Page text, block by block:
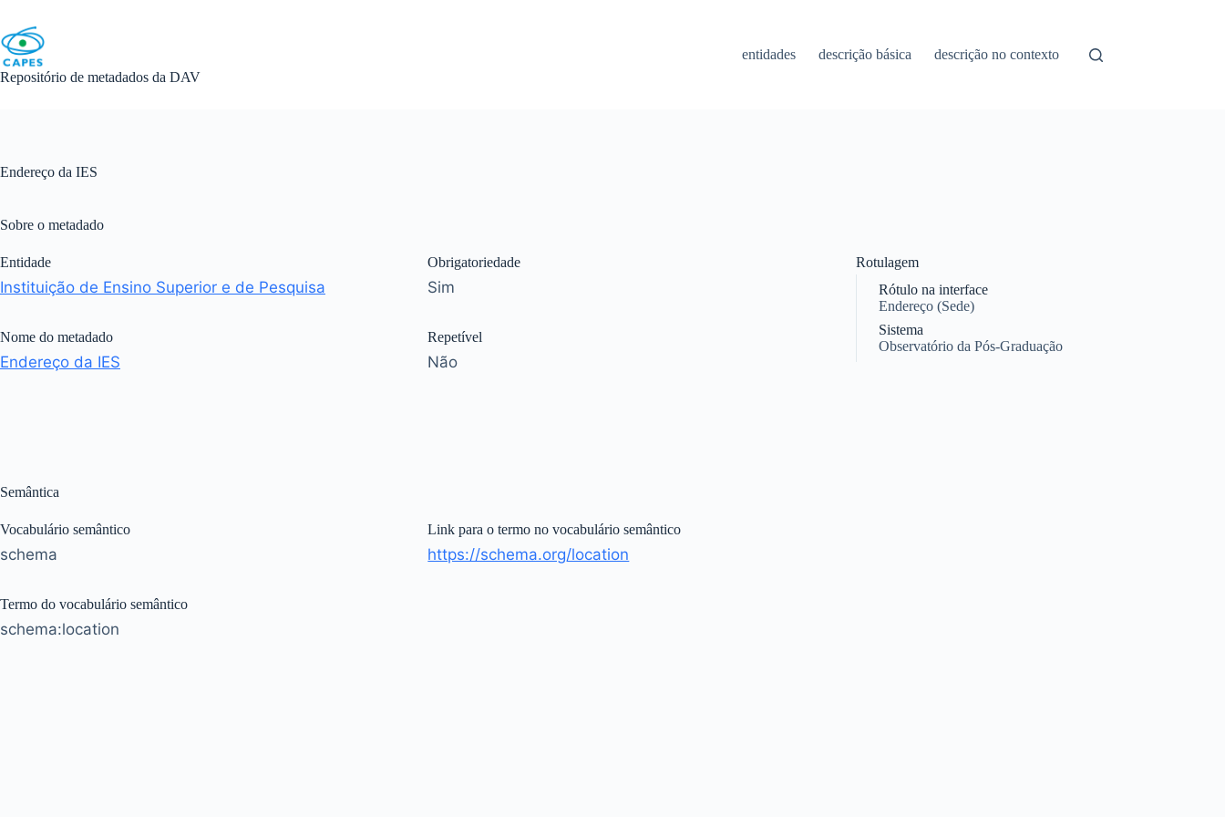
content
Repositório de metadados da DAV
entidades descrição básica descrição no contexto
Endereço da IES
Sobre o metadado
Entidade
Instituição de Ensino Superior e de Pesquisa
Nome do metadado
Endereço da IES
Obrigatoriedade
Sim
Repetível
Não
Rotulagem
Rótulo na interface
Endereço (Sede)
Sistema
Observatório da Pós-Graduação
Semântica
Vocabulário semântico
schema
Termo do vocabulário semântico
schema:location
Link para o termo no vocabulário semântico
https://schema.org/location